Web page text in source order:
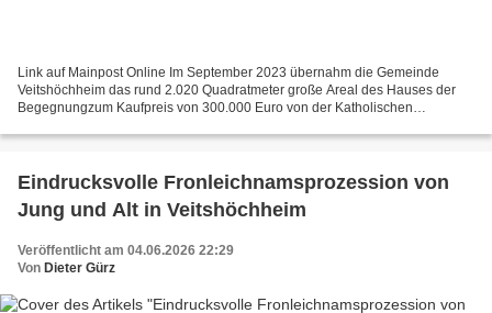
Link auf Mainpost Online Im September 2023 übernahm die Gemeinde
Veitshöchheim das rund 2.020 Quadratmeter große Areal des Hauses der
Begegnungzum Kaufpreis von 300.000 Euro von der Katholischen
Eindrucksvolle Fronleichnamsprozession von
Jung und Alt in Veitshöchheim
Veröffentlicht am 04.06.2026 22:29
Von Dieter Gürz